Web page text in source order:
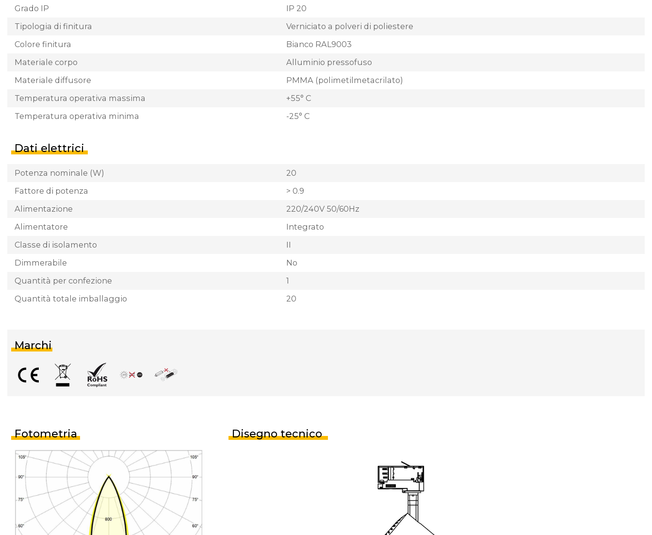
Grado IP
IP 20
Tipologia di finitura
Verniciato a polveri di poliestere
Colore finitura
Bianco RAL9003
Materiale corpo
Alluminio pressofuso
Materiale diffusore
PMMA (polimetilmetacrilato)
Temperatura operativa massima
+55° C
Temperatura operativa minima
-25° C
Dati elettrici
Potenza nominale (W)
20
Fattore di potenza
> 0.9
Alimentazione
220/240V 50/60Hz
Alimentatore
Integrato
Classe di isolamento
II
Dimmerabile
No
Quantità per confezione
1
Quantità totale imballaggio
20
Marchi
Fotometria Disegno tecnico